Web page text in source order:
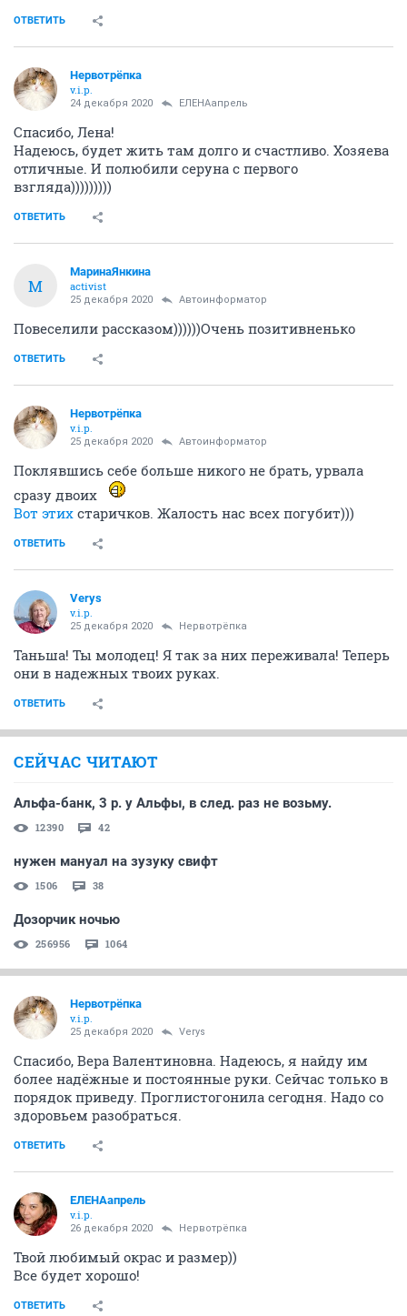
ОТВЕТИТЬ
Нервотрёпка
v.i.p.
24 декабря 2020 ЕЛЕНАапрель
Спасибо, Лена!
Надеюсь, будет жить там долго и счастливо. Хозяева
отличные. И полюбили серуна с первого
взгляда)))))))))
ОТВЕТИТЬ
М
МаринаЯнкина
activist
25 декабря 2020 Автоинформатор
Повеселили рассказом))))))Очень позитивненько
ОТВЕТИТЬ
Нервотрёпка
v.i.p.
25 декабря 2020 Автоинформатор
Поклявшись себе больше никого не брать, урвала
сразу двоих
Вот этих старичков. Жалость нас всех погубит)))
ОТВЕТИТЬ
Verys
v.i.p.
25 декабря 2020 Нервотрёпка
Таньша! Ты молодец! Я так за них переживала! Теперь
они в надежных твоих руках.
ОТВЕТИТЬ
СЕЙЧАС ЧИТАЮТ
Альфа-банк, 3 р. у Альфы, в след. раз не возьму.
12390 42
нужен мануал на зузуку свифт
1506 38
Дозорчик ночью
256956 1064
Нервотрёпка
v.i.p.
25 декабря 2020 Verys
Спасибо, Вера Валентиновна. Надеюсь, я найду им
более надёжные и постоянные руки. Сейчас только в
порядок приведу. Проглистогонила сегодня. Надо со
здоровьем разобраться.
ОТВЕТИТЬ
ЕЛЕНАапрель
v.i.p.
26 декабря 2020 Нервотрёпка
Твой любимый окрас и размер))
Все будет хорошо!
ОТВЕТИТЬ